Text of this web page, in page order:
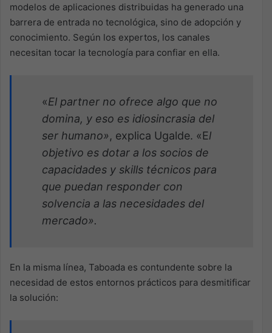
modelos de aplicaciones distribuidas ha generado una
barrera de entrada no tecnológica, sino de adopción y
conocimiento. Según los expertos, los canales
necesitan tocar la tecnología para confiar en ella.
«El partner no ofrece algo que no
domina, y eso es idiosincrasia del
ser humano», explica Ugalde. «El
objetivo es dotar a los socios de
capacidades y skills técnicos para
que puedan responder con
solvencia a las necesidades del
mercado».
En la misma línea, Taboada es contundente sobre la
necesidad de estos entornos prácticos para desmitificar
la solución: